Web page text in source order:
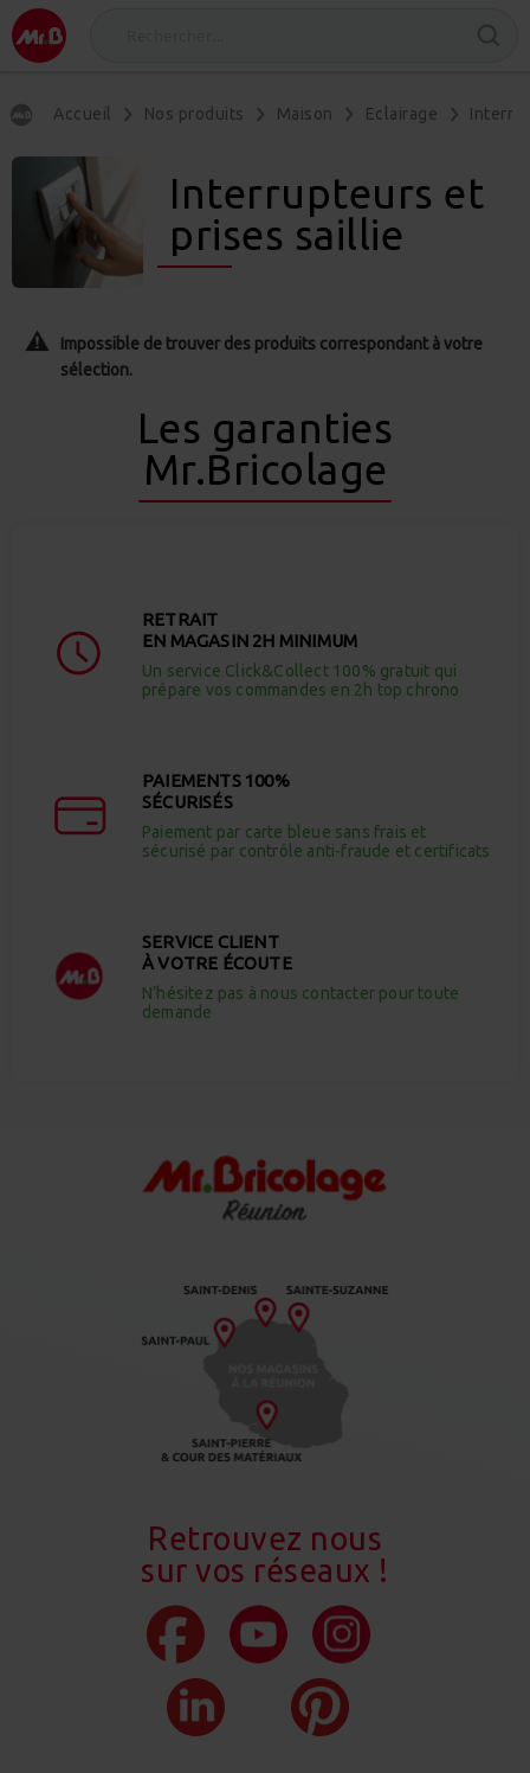
Accueil Nos produits Maison Eclairage
Interrupteurs et
prises saillie
Impossible de trouver des produits correspondant à votre
sélection.
Les garanties
Mr.Bricolage
RETRAIT
EN MAGASIN 2H MINIMUM
Un service Click&Collect 100% gratuit qui
prépare vos commandes en 2h top chrono
PAIEMENTS 100%
SÉCURISÉS
Paiement par carte bleue sans frais et
sécurisé par contrôle anti-fraude et certificats
SERVICE CLIENT
À VOTRE ÉCOUTE
N’hésitez pas à nous contacter pour toute
demande
Retrouvez nous
sur vos réseaux !